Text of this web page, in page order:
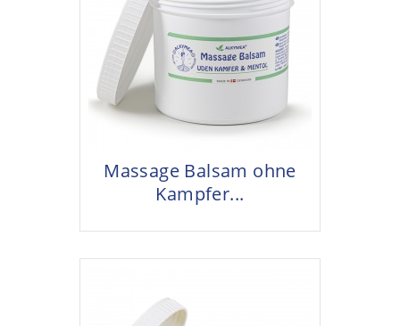
Massage Balsam ohne
Kampfer...